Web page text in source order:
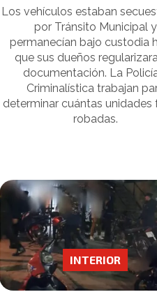
Los vehículos estaban
por Tránsito Municipal y
permanecían bajo custodia
que sus dueños
documentación. La
Criminalística trabajan
determinar cuántas unidades
robadas.
INTERIOR